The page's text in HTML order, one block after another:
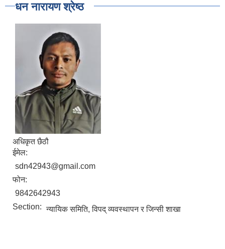
धन नारायण श्रेष्ठ
अधिकृत छैठौ
ईमेल:
sdn42943@gmail.com
फोन:
9842642943
Section: न्यायिक समिति, विपद् व्यवस्थापन र जिन्सी शाखा